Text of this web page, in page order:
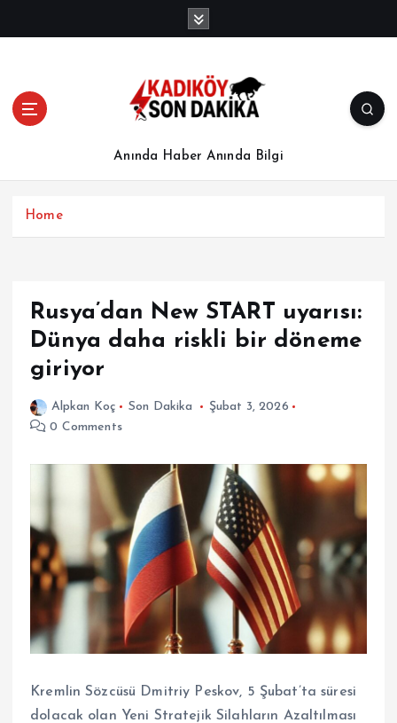
Anında Haber Anında Bilgi
Home
Rusya’dan New START uyarısı:
Dünya daha riskli bir döneme
giriyor
Alpkan Koç Son Dakika
Şubat 3, 2026
0 Comments
Kremlin Sözcüsü Dmitriy Peskov, 5 Şubat’ta süresi
dolacak olan Yeni Stratejik Silahların Azaltılması